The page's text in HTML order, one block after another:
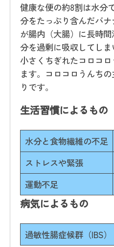
健康な便の約8割は水分
分をたっぷり含んだバ
が腸内（大腸）に長時
分を過剰に吸収してしま
小さくちぎれたコロコ
ます。コロコロうんち
りです。
生活習慣によるもの
水分と食物繊維の不足
ストレスや緊張
運動不足
病気によるもの
過敏性腸症候群（IBS）